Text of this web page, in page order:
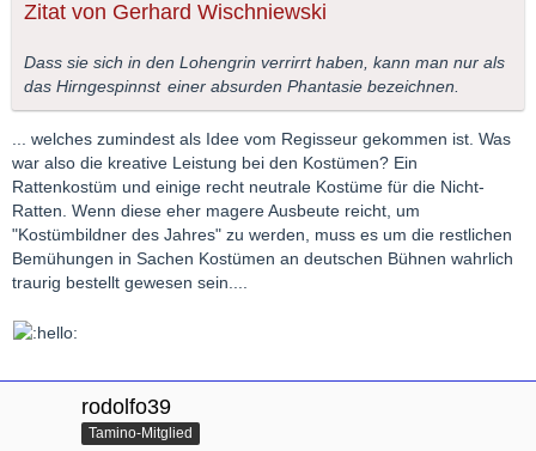
Zitat von Gerhard Wischniewski
Dass sie sich in den Lohengrin verrirrt haben, kann man nur als
das Hirngespinnst einer absurden Phantasie bezeichnen.
... welches zumindest als Idee vom Regisseur gekommen ist. Was
war also die kreative Leistung bei den Kostümen? Ein
Rattenkostüm und einige recht neutrale Kostüme für die Nicht-
Ratten. Wenn diese eher magere Ausbeute reicht, um
"Kostümbildner des Jahres" zu werden, muss es um die restlichen
Bemühungen in Sachen Kostümen an deutschen Bühnen wahrlich
traurig bestellt gewesen sein....
rodolfo39
Tamino-Mitglied